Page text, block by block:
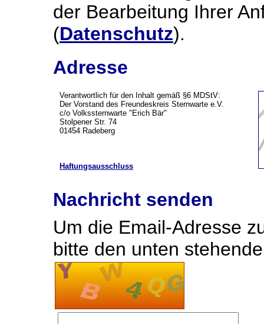
der Bearbeitung Ihrer
(Datenschutz).
Adresse
Verantwortlich für den Inhalt gemäß §6 MDStV:
Der Vorstand des Freundeskreis Sternwarte e.V.
c/o Volkssternwarte "Erich Bär"
Stolpener Str. 74
01454 Radeberg
Haftungsausschluss
Nachricht senden
Um die Email-Adresse
bitte den unten